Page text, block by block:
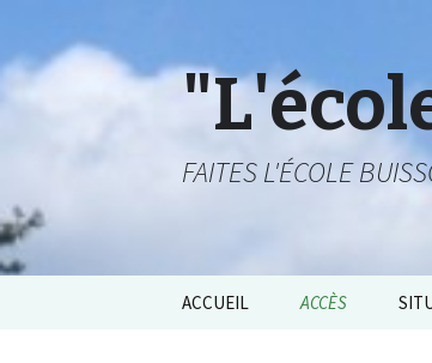
FAITES L'ÉCOLE
Aller
ACCUEIL ACCÈS